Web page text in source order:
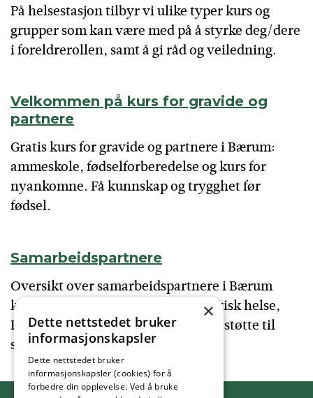
På helsestasjon tilbyr vi ulike typer kurs og
grupper som kan være med på å styrke deg/dere
i foreldrerollen, samt å gi råd og veiledning.
Velkommen på kurs for gravide og
partnere
Gratis kurs for gravide og partnere i Bærum:
ammeskole, fødselforberedelse og kurs for
nyankomne. Få kunnskap og trygghet før
fødsel.
Samarbeidspartnere
Oversikt over samarbeidspartnere i Bærum
kommune. Finn tjenester som psykisk helse,
PP-tjenesten, frisklivssentralen og støtte til
småbarnsfamilier.
×
Dette nettstedet bruker
informasjonskapsler
Dette nettstedet bruker
informasjonskapsler (cookies) for å
forbedre din opplevelse. Ved å bruke